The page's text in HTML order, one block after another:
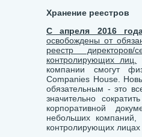
Хранение реестров
С апреля 2016
освобождены от
реестр
контролирующих лиц.
компании смогут
Companies House.
обязательным - это
значительно
корпоративной
небольших
контролирующих лицах